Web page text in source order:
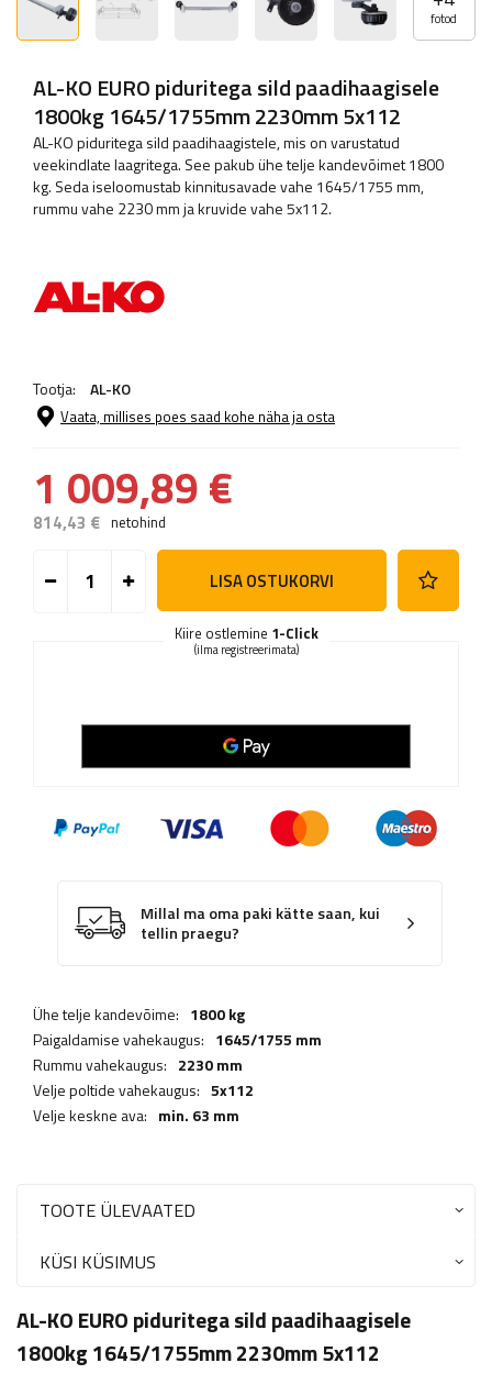
fotod
AL-KO EURO piduritega sild paadihaagisele
1800kg 1645/1755mm 2230mm 5x112
AL-KO piduritega sild paadihaagistele, mis on varustatud
veekindlate laagritega. See pakub ühe telje kandevõimet 1800
kg. Seda iseloomustab kinnitusavade vahe 1645/1755 mm,
rummu vahe 2230 mm ja kruvide vahe 5x112.
Tootja: AL-KO
Vaata, millises poes saad kohe näha ja osta
1 009,89 €
814,43 € netohind
LISA OSTUKORVI
Kiire ostlemine 1-Click
(ilma registreerimata)
Millal ma oma paki kätte saan, kui
tellin praegu?
Ühe telje kandevõime: 1800 kg
Paigaldamise vahekaugus: 1645/1755 mm
Rummu vahekaugus: 2230 mm
Velje poltide vahekaugus: 5x112
Velje keskne ava: min. 63 mm
TOOTE ÜLEVAATED
KÜSI KÜSIMUS
AL-KO EURO piduritega sild paadihaagisele
1800kg 1645/1755mm 2230mm 5x112